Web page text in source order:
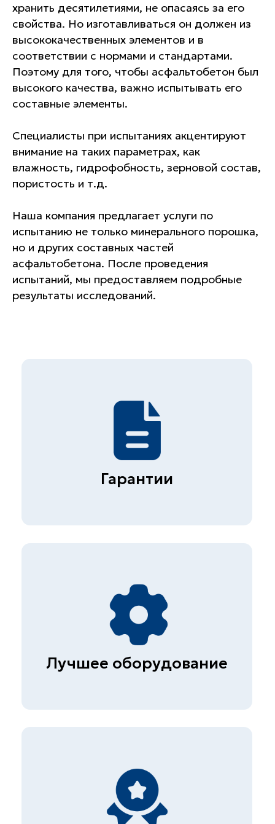
хранить десятилетиями, не опасаясь за его
свойства. Но изготавливаться он должен из
высококачественных элементов и в
соответствии с нормами и стандартами.
Поэтому для того, чтобы асфальтобетон был
высокого качества, важно испытывать его
составные элементы.
Специалисты при испытаниях акцентируют
внимание на таких параметрах, как
влажность, гидрофобность, зерновой состав,
пористость и т.д.
Наша компания предлагает услуги по
испытанию не только минерального порошка,
но и других составных частей
асфальтобетона. После проведения
испытаний, мы предоставляем подробные
результаты исследований.
Гарантии
Более 1000 клиентов
Испытания минерального
порошка